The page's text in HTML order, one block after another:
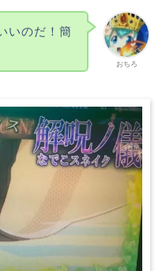
おちろ
いのだ！簡